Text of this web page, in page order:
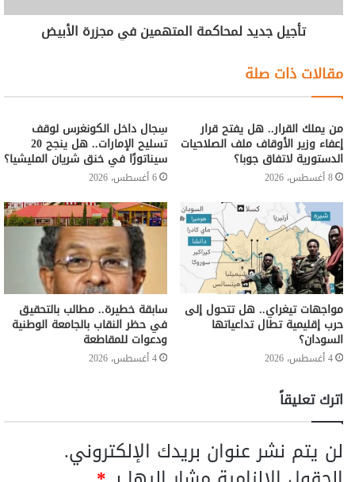
تأجيل جديد لمحاكمة المتهمين في مجزرة الأبيض
مقالات ذات صلة
من يملك القرار.. هل يفتح قرار
إعفاء وزير الأوقاف ملف الصلاحيات
الدستورية لاتفاق جوبا؟
8 أغسطس، 2026
سِجال داخل الكونغرس لوقف
تسليح الإمارات.. هل ينجح 20
سيناتورًا في خنق شريان المليشيا؟
6 أغسطس، 2026
مواجهات تيغراي.. هل تتحول إلى
حرب إقليمية تطال تداعياتها
السودان؟
4 أغسطس، 2026
سابقة خطيرة.. مطالب بالتحقيق
في حظر النقاب بالجامعة الوطنية
ودعوات للمقاطعة
4 أغسطس، 2026
اترك تعليقاً
لن يتم نشر عنوان بريدك الإلكتروني.